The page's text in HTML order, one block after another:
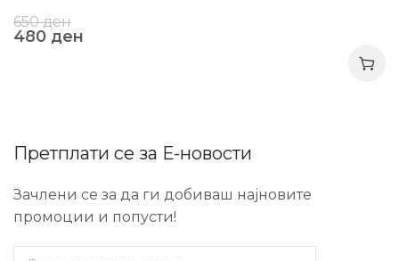
650ден
480 ден
Претплати се за Е-новости
Зачлени се за да ги добиваш најновите
промоции и попусти!